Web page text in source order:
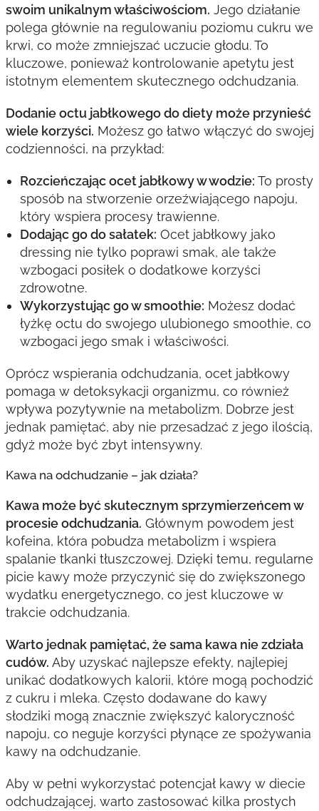
swoim unikalnym właściwościom. Jego działanie
polega głównie na regulowaniu poziomu cukru we
krwi, co może zmniejszać uczucie głodu. To
kluczowe, ponieważ kontrolowanie apetytu jest
istotnym elementem skutecznego odchudzania.
Dodanie octu jabłkowego do diety może przynieść
wiele korzyści. Możesz go łatwo włączyć do swojej
codzienności, na przykład:
Rozcieńczając ocet jabłkowy w wodzie: To prosty
sposób na stworzenie orzeźwiającego napoju,
który wspiera procesy trawienne.
Dodając go do sałatek: Ocet jabłkowy jako
dressing nie tylko poprawi smak, ale także
wzbogaci posiłek o dodatkowe korzyści
zdrowotne.
Wykorzystując go w smoothie: Możesz dodać
łyżkę octu do swojego ulubionego smoothie, co
wzbogaci jego smak i właściwości.
Oprócz wspierania odchudzania, ocet jabłkowy
pomaga w detoksykacji organizmu, co również
wpływa pozytywnie na metabolizm. Dobrze jest
jednak pamiętać, aby nie przesadzać z jego ilością,
gdyż może być zbyt intensywny.
Kawa na odchudzanie – jak działa?
Kawa może być skutecznym sprzymierzeńcem w
procesie odchudzania. Głównym powodem jest
kofeina, która pobudza metabolizm i wspiera
spalanie tkanki tłuszczowej. Dzięki temu, regularne
picie kawy może przyczynić się do zwiększonego
wydatku energetycznego, co jest kluczowe w
trakcie odchudzania.
Warto jednak pamiętać, że sama kawa nie zdziała
cudów. Aby uzyskać najlepsze efekty, najlepiej
unikać dodatkowych kalorii, które mogą pochodzić
z cukru i mleka. Często dodawane do kawy
słodziki mogą znacznie zwiększyć kaloryczność
napoju, co neguje korzyści płynące ze spożywania
kawy na odchudzanie.
Aby w pełni wykorzystać potencjał kawy w diecie
odchudzającej, warto zastosować kilka prostych